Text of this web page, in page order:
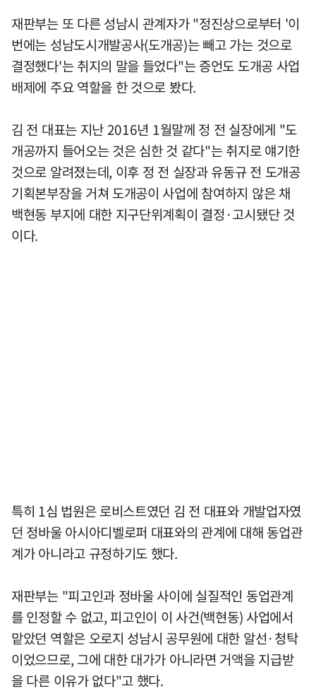
재판부는 또 다른 성남시 관계자가 "정진상으로부터 '이
번에는 성남도시개발공사(도개공)는 빼고 가는 것으로
결정했다'는 취지의 말을 들었다"는 증언도 도개공 사업
배제에 주요 역할을 한 것으로 봤다.
김 전 대표는 지난 2016년 1월말께 정 전 실장에게 "도
개공까지 들어오는 것은 심한 것 같다"는 취지로 얘기한
것으로 알려졌는데, 이후 정 전 실장과 유동규 전 도개공
기획본부장을 거쳐 도개공이 사업에 참여하지 않은 채
백현동 부지에 대한 지구단위계획이 결정·고시됐단 것
이다.
특히 1심 법원은 로비스트였던 김 전 대표와 개발업자였
던 정바울 아시아디벨로퍼 대표와의 관계에 대해 동업관
계가 아니라고 규정하기도 했다.
재판부는 "피고인과 정바울 사이에 실질적인 동업관계
를 인정할 수 없고, 피고인이 이 사건(백현동) 사업에서
맡았던 역할은 오로지 성남시 공무원에 대한 알선·청탁
이었으므로, 그에 대한 대가가 아니라면 거액을 지급받
을 다른 이유가 없다"고 했다.